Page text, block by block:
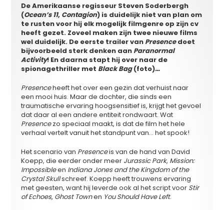
De Amerikaanse regisseur Steven Soderbergh
(Ocean’s 11, Contagion) is duidelijk niet van plan om
te rusten voor hij elk mogelijk filmgenre op zijn cv
heeft gezet. Zoveel maken zijn twee nieuwe films
wel duidelijk. De eerste trailer van Presencedoet
bijvoorbeeld sterk denken aan Paranormal
Activity! En daarna stapt hij over naar de
spionagethriller met Black Bag(foto)…
Presenceheeft het over een gezin dat verhuist naar
een mooi huis. Maar de dochter, die sinds een
traumatische ervaring hoogsensitief is, krijgt het gevoel
dat daar al een andere entiteit rondwaart. Wat
Presencezo speciaal maakt, is dat de film het hele
verhaal vertelt vanuit het standpunt van… het spook!
Het scenario van Presenceis van de hand van David
Koepp, die eerder onder meer Jurassic Park, Mission:
Impossibleen Indiana Jones and the Kingdom of the
Crystal Skullschreef. Koepp heeft trouwens ervaring
met geesten, want hij leverde ook al het script voor Stir
of Echoes, Ghost Townen You Should Have Left.